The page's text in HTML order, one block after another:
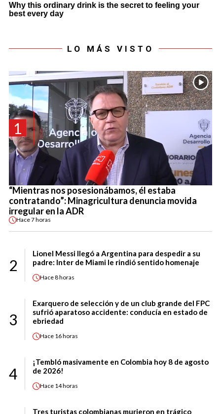
LO MÁS VISTO
1
“Mientras nos posesionábamos, él estaba
contratando”: Minagricultura denuncia movida
irregular en la ADR
Hace7 horas
2
Lionel Messi llegó a Argentina para despedir a su
padre: Inter de Miami le rindió sentido homenaje
Hace8 horas
3
Exarquero de selección y de un club grande del FPC
sufrió aparatoso accidente: conducía en estado de
ebriedad
Hace 16 horas
4
¡Tembló masivamente en Colombia hoy 8 de agosto
de 2026!
Hace 14 horas
Tres turistas colombianas murieron en trágico